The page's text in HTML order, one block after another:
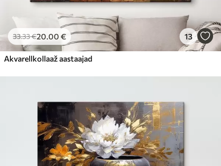
33.33€20.00 € 13
Akvarellkollaaž aastaajad